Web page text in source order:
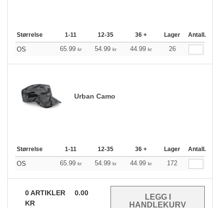
Størrelse 1-11 12-35 36 + Lager Antall.
OS 65.99 kr 54.99 kr 44.99 kr 26
Urban Camo
Størrelse 1-11 12-35 36 + Lager Antall.
OS 65.99 kr 54.99 kr 44.99 kr 172
0ARTIKLER
0.00
KR